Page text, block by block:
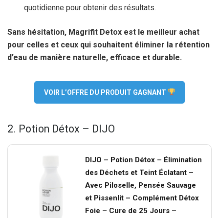
quotidienne pour obtenir des résultats.
Sans hésitation, Magrifit Detox est le meilleur achat
pour celles et ceux qui souhaitent éliminer la rétention
d’eau de manière naturelle, efficace et durable.
VOIR L’OFFRE DU PRODUIT GAGNANT
2. Potion Détox – DIJO
DIJO – Potion Détox – Élimination
des Déchets et Teint Éclatant –
Avec Piloselle, Pensée Sauvage
et Pissenlit – Complément Détox
Foie – Cure de 25 Jours –